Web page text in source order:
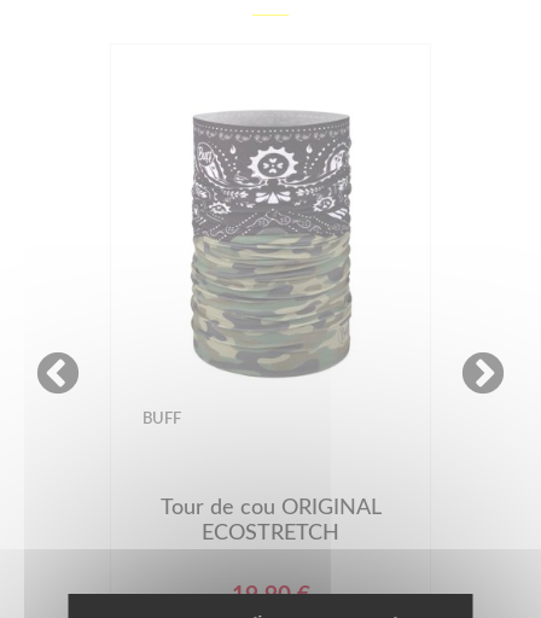
BUFF
Tour de cou ORIGINAL
ECOSTRETCH
19.90 €